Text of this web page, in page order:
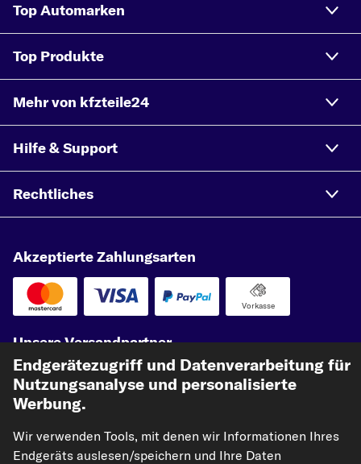
Top Automarken
Top Produkte
Mehr von kfzteile24
Hilfe & Support
Rechtliches
Akzeptierte Zahlungsarten
Vorkasse
Unsere Versandpartner
Endgerätezugriff und Datenverarbeitung für
Nutzungsanalyse und personalisierte
Werbung.
Wir verwenden Tools, mit denen wir Informationen Ihres
Endgeräts auslesen/speichern und Ihre Daten